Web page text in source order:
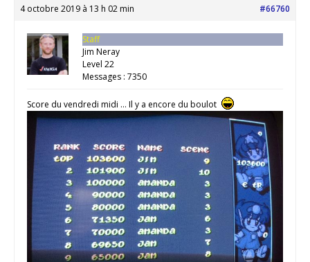
4 octobre 2019 à 13 h 02 min #66760
Staff
Jim Neray
Level 22
Messages : 7350
Score du vendredi midi … Il y a encore du boulot